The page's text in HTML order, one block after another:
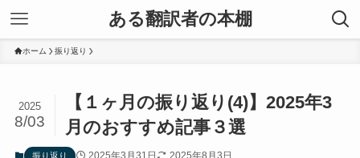
ある翻訳者の本棚
ホーム 振り返り
【１ヶ月の振り返り(4)】2025年3
月のおすすめ記事３選
2025
8/03
振り返り